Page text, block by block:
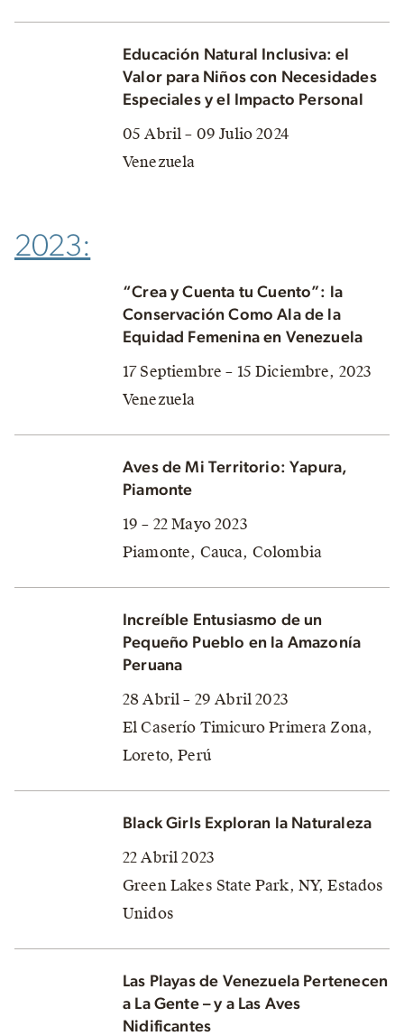
Educación Natural Inclusiva: el
Valor para Niños con Necesidades
Especiales y el Impacto Personal
05 Abril – 09 Julio 2024
Venezuela
2023:
“Crea y Cuenta tu Cuento”: la
Conservación Como Ala de la
Equidad Femenina en Venezuela
17 Septiembre – 15 Diciembre, 2023
Venezuela
Aves de Mi Territorio: Yapura,
Piamonte
19 – 22 Mayo 2023
Piamonte, Cauca, Colombia
Increíble Entusiasmo de un
Pequeño Pueblo en la Amazonía
Peruana
28 Abril – 29 Abril 2023
El Caserío Timicuro Primera Zona,
Loreto, Perú
Black Girls Exploran la Naturaleza
22 Abril 2023
Green Lakes State Park, NY, Estados
Unidos
Las Playas de Venezuela Pertenecen
a La Gente – y a Las Aves
Nidificantes